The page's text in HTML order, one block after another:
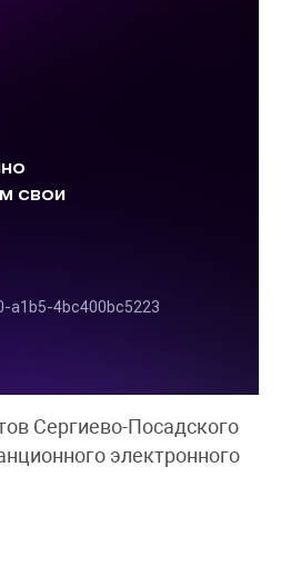
Сергиево-Посадского
электронного